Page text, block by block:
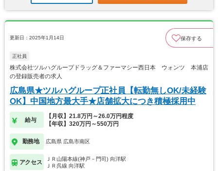
更新日：2025年1月14日 保存する
正社員
株式会社ツルハグループドラッグ＆ファーマシー西日本 ウォンツ 本浦店
の登録販売者の求人
広島県★ツルハグループ正社員【転勤無しOK/未経験
OK】中国地方最大手★店舗拡大につき積極採用中
給与
【月収】21.8万円～26.0万円程度
【年収】320万円～550万円
勤務地 広島県 広島市南区
アクセス
ＪＲ山陽本線(神戸－門司) 向洋駅
ＪＲ呉線 向洋駅